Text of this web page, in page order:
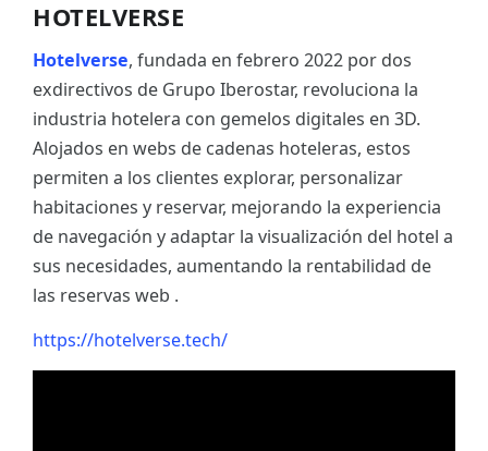
HOTELVERSE
Hotelverse, fundada en febrero 2022 por dos
exdirectivos de Grupo Iberostar, revoluciona la
industria hotelera con gemelos digitales en 3D.
Alojados en webs de cadenas hoteleras, estos
permiten a los clientes explorar, personalizar
habitaciones y reservar, mejorando la experiencia
de navegación y adaptar la visualización del hotel a
sus necesidades, aumentando la rentabilidad de
las reservas web .
https://hotelverse.tech/